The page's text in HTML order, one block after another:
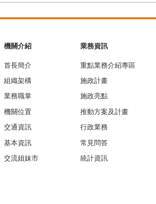
機關介紹
首長簡介
組織架構
業務職掌
機關位置
交通資訊
基本資訊
交流姐妹市
業務資訊
重點業務介紹專區
施政計畫
施政亮點
推動方案及計畫
行政業務
常見問答
統計資訊